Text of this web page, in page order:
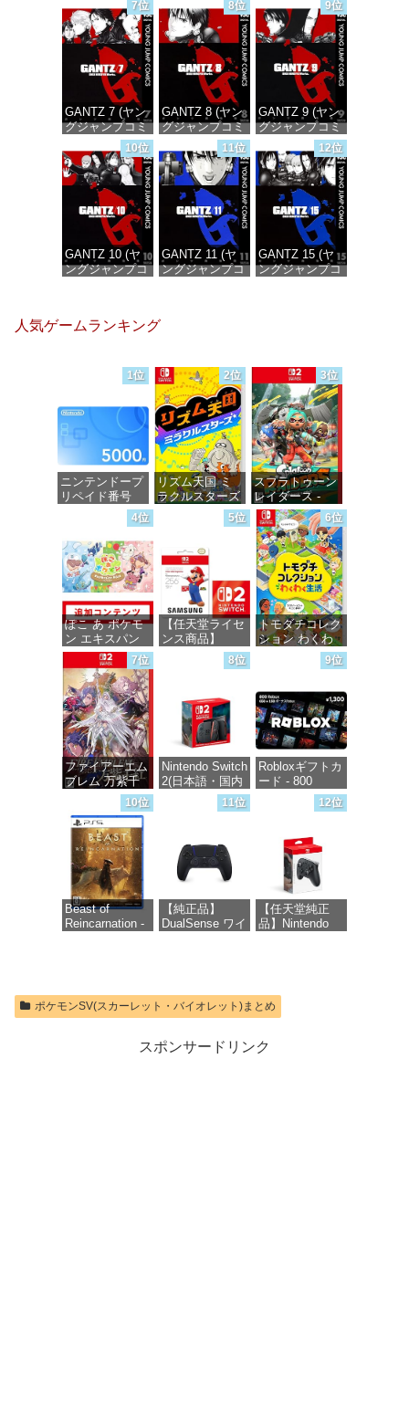
価格：¥100 価格：¥100 価格：¥100
7位
GANTZ 7 (ヤン
グジャンプコミ
ックスDIGITAL)
価格：¥100
8位
GANTZ 8 (ヤン
グジャンプコミ
ックスDIGITAL)
価格：¥100
9位
GANTZ 9 (ヤン
グジャンプコミ
ックスDIGITAL)
価格：¥100
10位
GANTZ 10 (ヤ
ングジャンプコ
価格：¥100
11位
GANTZ 11 (ヤ
ングジャンプコ
12位
GANTZ 15 (ヤ
ングジャンプコ
人気ゲームランキング
1位
ニンテンドープ
リペイド番号
5000円|オンラ
インコード版
価格：¥5,000
2位
リズム天国 ミ
ラクルスターズ
3位
スプラトゥーン
レイダース -
Switch2
価格：¥6,455
4位
ぽこ あ ポケモ
ン エキスパン
ションパス|オン
ラインコード版
価格：¥4,400
5位
【任天堂ライセ
ンス商品】
256GB for
Nintendo Switch
2(サムスン マイ
クロSDエクス
プレスカード
256GB)
【Amazon.co.jp
Nintendo S
価格：¥9,400
6位
トモダチコレク
ション わくわ
く生活 -Switch
7位
ファイアーエム
ブレム 万紫千
紅 -Switch2
価格：¥8,979
8位
Nintendo Switch
2(日本語・国内
9位
Robloxギフトカ
ード - 800
Robux 【限定バ
ーチャルアイテ
【オンラインゲ
ームコード】
ロブロックス |
オンラインコー
ド版
価格：¥1,300
10位
Beast of
Reincarnation -
価格：¥7,286
11位
【純正品】
DualSense ワイ
ZCT2J01)
12位
【任天堂純正
品】Nintendo
ポケモンSV(スカーレット・バイオレット)まとめ
スポンサードリンク